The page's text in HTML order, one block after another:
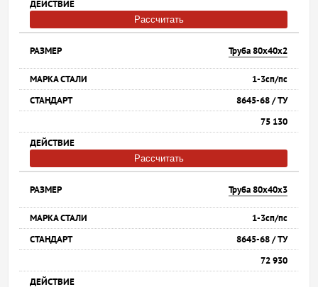
Рассчитать
Труба 80х40х2
1-3сп/пс
8645-68 / ТУ
75 130
Рассчитать
Труба 80х40х3
1-3сп/пс
8645-68 / ТУ
72 930